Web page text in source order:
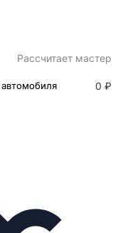
Раcсчитает мастер
0 ₽